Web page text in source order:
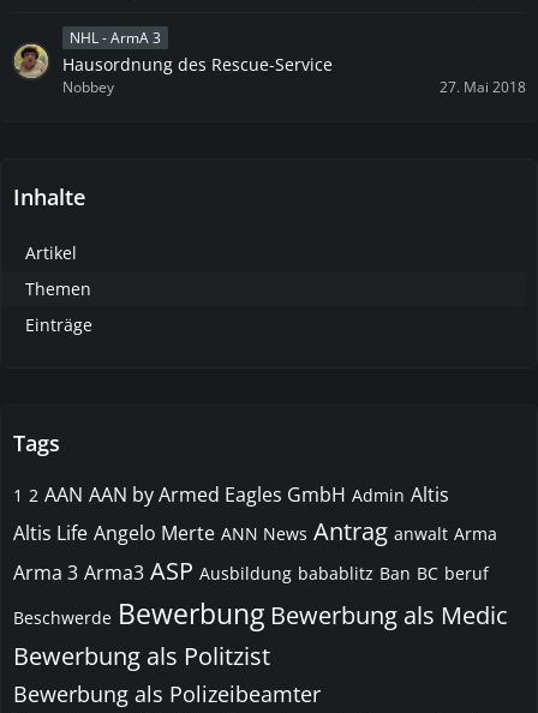
NHL - ArmA 3
Hausordnung des Rescue-Service
Nobbey 27. Mai 2018
Inhalte
Artikel
Themen
Einträge
Tags
1 2 AAN AAN by Armed Eagles GmbH Admin Altis
Altis Life Angelo Merte ANN News Antrag anwalt Arma
Arma 3 Arma3 ASP Ausbildung babablitz Ban BC beruf
Beschwerde Bewerbung Bewerbung als Medic
Bewerbung als Politzist
Bewerbung als Polizeibeamter